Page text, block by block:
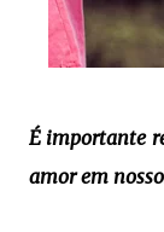
É importante
amor em